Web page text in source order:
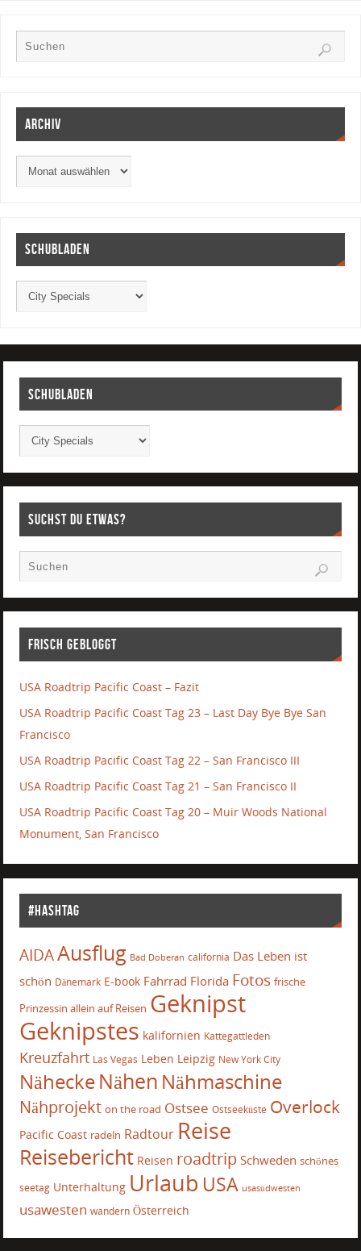
Archiv
Schubladen
Schubladen
Suchst Du etwas?
Frisch gebloggt
USA Roadtrip Pacific Coast – Fazit
USA Roadtrip Pacific Coast Tag 23 – Last Day Bye Bye San
Francisco
USA Roadtrip Pacific Coast Tag 22 – San Francisco III
USA Roadtrip Pacific Coast Tag 21 – San Francisco II
USA Roadtrip Pacific Coast Tag 20 – Muir Woods National
Monument, San Francisco
#Hashtag
AIDAAusflug Bad Doberan california Das Leben ist
schön Dänemark E-book Fahrrad Florida Fotos frische
Prinzessin allein auf Reisen Geknipst
Geknipstes kalifornien Kattegattleden
Kreuzfahrt Las Vegas Leben Leipzig New York City
NäheckeNähen Nähmaschine
Nähprojekt on the road Ostsee Ostseeküste Overlock
Pacific Coast radeln Radtour Reise
Reisebericht Reisen roadtrip Schweden schönes
seetag Unterhaltung Urlaub USA usasüdwesten
usawesten wandern Österreich